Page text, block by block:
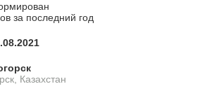
за последний год
Казахстан